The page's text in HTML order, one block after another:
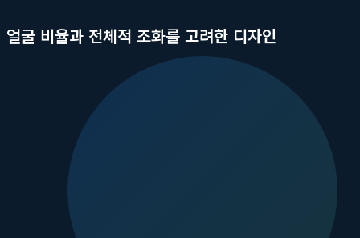
얼굴 비율과 전체적 조화를 고려한 디자인
이상적인 헤어라인은 단순히 이마를 좁히는 것이 아닙니다. 얼
적 감각을 바탕으로 환자의 얼굴 비율을 정밀하게 분석합니다.
까지 세밀하게 디자인합니다. 특히 남성의 경우 남성미를 강조
헤어라인 디자인
자연스러운 헤어라인의 핵심은 모발의 굵기와 밀도 변화에 있습